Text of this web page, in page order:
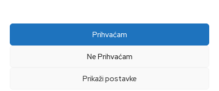
Prihvaćam
Ne Prihvaćam
Prikaži postavke